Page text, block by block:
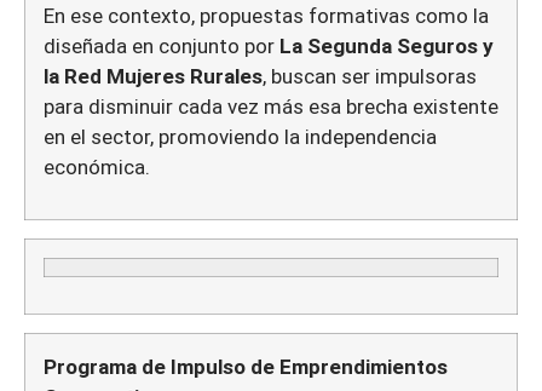
En ese contexto, propuestas formativas como la
diseñada en conjunto por La Segunda Seguros y
la Red Mujeres Rurales, buscan ser impulsoras
para disminuir cada vez más esa brecha existente
en el sector, promoviendo la independencia
económica.
Programa de Impulso de Emprendimientos